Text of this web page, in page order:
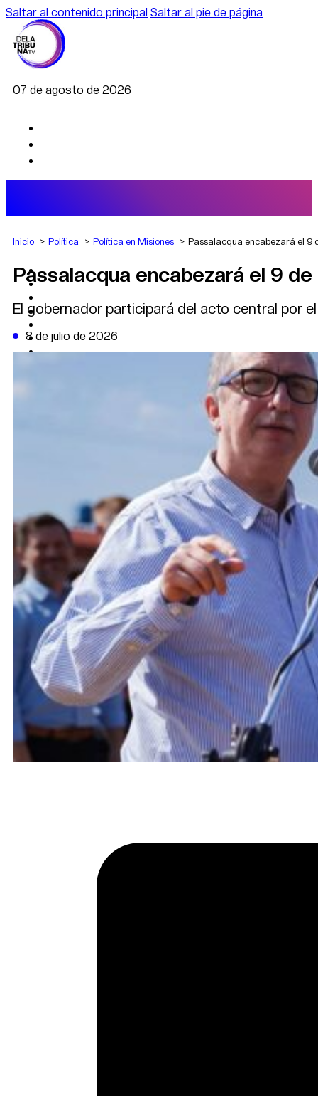
Saltar al contenido principal Saltar al pie de página
07 de agosto de 2026
AGRO
DEPORTES
POLÍTICA
DATA FIRME
DE LA TRIBUNA TV
Inicio Política Política en Misiones Passalacqua encabezará el 9
Passalacqua encabezará el 9
El gobernador participará del acto central por
8 de julio de 2026